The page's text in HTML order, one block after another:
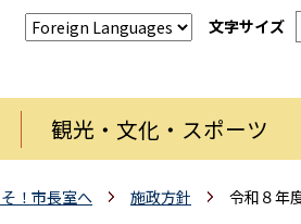
文字サイズ
観光・文化・スポーツ
！市長室へ 施政方針 令和８年